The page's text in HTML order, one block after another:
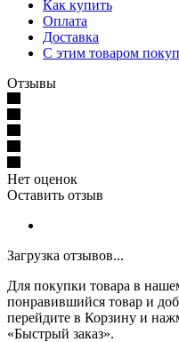
Как купить
Оплата
Доставка
С этим товаром
Отзывы
Нет оценок
Оставить отзыв
Загрузка отзывов...
Для покупки товара в
понравившийся товар и
перейдите в Корзину и
«Быстрый заказ».